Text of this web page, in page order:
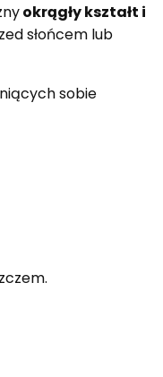
okrągły kształt i
słońcem lub
sobie